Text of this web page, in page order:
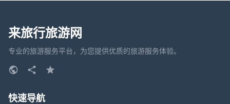
来旅行旅游网
专业的旅游服务平台，为您提供优质的旅游服务体验。
快速导航